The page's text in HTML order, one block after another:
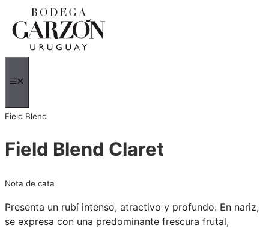
contenido
Field Blend
Field Blend Claret
Nota de cata
Presenta un rubí intenso, atractivo y profundo. En nariz,
se expresa con una predominante frescura frutal,